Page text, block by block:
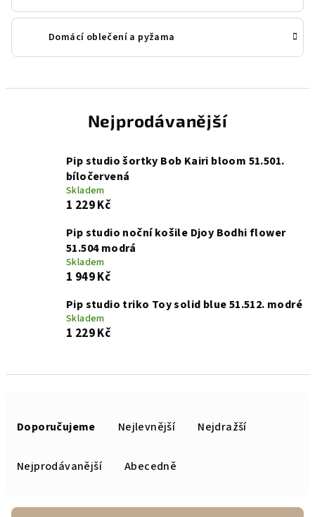
Domácí oblečení a pyžama
Nejprodávanější
Pip studio šortky Bob Kairi bloom 51.501.
bíločervená
Skladem
1 229 Kč
Pip studio noční košile Djoy Bodhi flower
51.504 modrá
Skladem
1 949 Kč
Pip studio triko Toy solid blue 51.512. modré
Skladem
1 229 Kč
Doporučujeme Nejlevnější Nejdražší
Nejprodávanější Abecedně